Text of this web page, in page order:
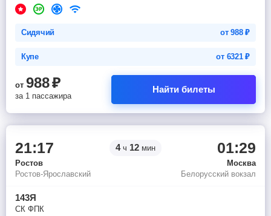
Сидячий от988₽
Купе от 6321₽
от 988₽
за 1 пассажира
Найти билеты
21:17 4ч 12 мин 01:29
Ростов
Москва
Ростов-Ярославский
Белорусский вокзал
143Я
СК ФПК